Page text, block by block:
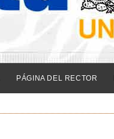
PÁGINA DEL RECTOR